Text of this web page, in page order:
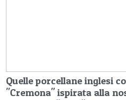
Quelle porcellane inglesi
"Cremona" ispirata alla